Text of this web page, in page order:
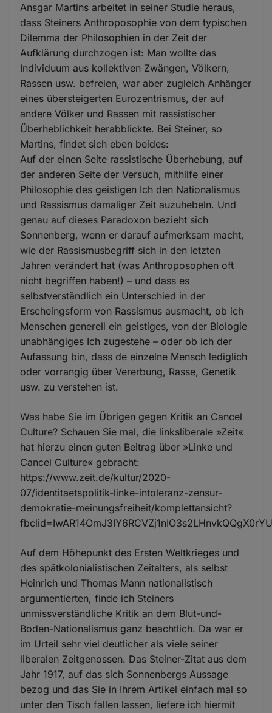
Ansgar Martins arbeitet in seiner Studie heraus,
dass Steiners Anthroposophie von dem typischen
Dilemma der Philosophien in der Zeit der
Aufklärung durchzogen ist: Man wollte das
Individuum aus kollektiven Zwängen, Völkern,
Rassen usw. befreien, war aber zugleich Anhänger
eines übersteigerten Eurozentrismus, der auf
andere Völker und Rassen mit rassistischer
Überheblichkeit herabblickte. Bei Steiner, so
Martins, findet sich eben beides:
Auf der einen Seite rassistische Überhebung, auf
der anderen Seite der Versuch, mithilfe einer
Philosophie des geistigen Ich den Nationalismus
und Rassismus damaliger Zeit auzuhebeln. Und
genau auf dieses Paradoxon bezieht sich
Sonnenberg, wenn er darauf aufmerksam macht,
wie der Rassismusbegriff sich in den letzten
Jahren verändert hat (was Anthroposophen oft
nicht begriffen haben!) – und dass es
selbstverständlich ein Unterschied in der
Erscheingsform von Rassismus ausmacht, ob ich
Menschen generell ein geistiges, von der Biologie
unabhängiges Ich zugestehe – oder ob ich der
Aufassung bin, dass de einzelne Mensch lediglich
oder vorrangig über Vererbung, Rasse, Genetik
usw. zu verstehen ist.
Was habe Sie im Übrigen gegen Kritik an Cancel
Culture? Schauen Sie mal, die linksliberale »Zeit«
hat hierzu einen guten Beitrag über »Linke und
Cancel Culture« gebracht:
https://www.zeit.de/kultur/2020-
07/identitaetspolitik-linke-intoleranz-zensur-
demokratie-meinungsfreiheit/komplettansicht?
Auf dem Höhepunkt des Ersten Weltkrieges und
des spätkolonialistischen Zeitalters, als selbst
Heinrich und Thomas Mann nationalistisch
argumentierten, finde ich Steiners
unmissverständliche Kritik an dem Blut-und-
Boden-Nationalismus ganz beachtlich. Da war er
im Urteil sehr viel deutlicher als viele seiner
liberalen Zeitgenossen. Das Steiner-Zitat aus dem
Jahr 1917, auf das sich Sonnenbergs Aussage
bezog und das Sie in Ihrem Artikel einfach mal so
unter den Tisch fallen lassen, liefere ich hiermit